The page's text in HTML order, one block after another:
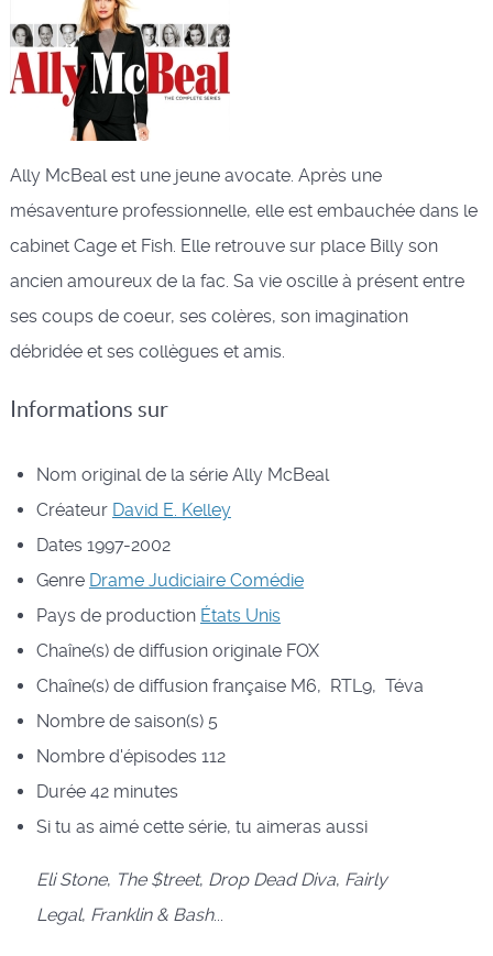
Ally McBeal est une jeune avocate. Après une
mésaventure professionnelle, elle est embauchée dans le
cabinet Cage et Fish. Elle retrouve sur place Billy son
ancien amoureux de la fac. Sa vie oscille à présent entre
ses coups de coeur, ses colères, son imagination
débridée et ses collègues et amis.
Informations sur
Nom original de la série Ally McBeal
Créateur David E. Kelley
Dates 1997-2002
Genre DrameJudiciaireComédie
Pays de production États Unis
Chaîne(s) de diffusion originale FOX
Chaîne(s) de diffusion française M6, RTL9, Téva
Nombre de saison(s) 5
Nombre d'épisodes 112
Durée 42 minutes
Si tu as aimé cette série, tu aimeras aussi
Eli Stone, The $treet, Drop Dead Diva, Fairly
Legal, Franklin & Bash...